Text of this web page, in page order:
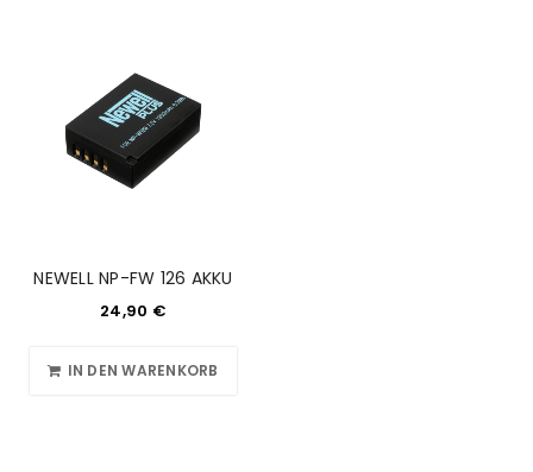
NEWELL NP-FW 126 AKKU
24,90 €
IN DEN WARENKORB